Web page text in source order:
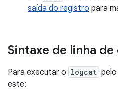
saída do registro para
Sintaxe de linha
Para executar o logcat pelo
este: